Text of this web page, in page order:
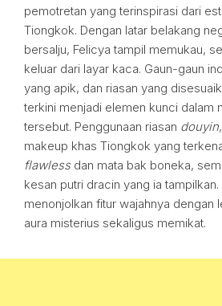
pemotretan yang terinspirasi dari
Tiongkok. Dengan latar belakang
bersalju, Felicya tampil memukau,
keluar dari layar kaca. Gaun-gaun
yang apik, dan riasan yang
terkini menjadi elemen kunci dalam
tersebut. Penggunaan riasan douyin
makeup khas Tiongkok yang
flawlessdan mata bak boneka,
kesan putri dracin yang ia tampilkan.
menonjolkan fitur wajahnya dengan
aura misterius sekaligus memikat.